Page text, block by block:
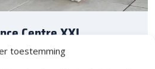
toestemming
Centre XXL